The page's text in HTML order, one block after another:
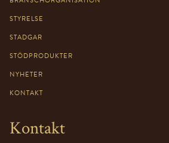
STYRELSE
STADGAR
STÖDPRODUKTER
NYHETER
KONTAKT
Kontakt